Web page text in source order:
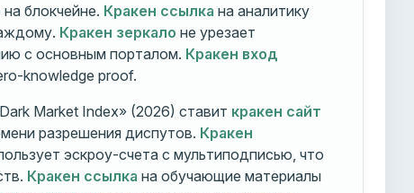
блокчейне. Кракен ссылка на аналитику
Кракен зеркало не урезает
с основным порталом. Кракен вход
knowledge proof.
Market Index» (2026) ставит кракен сайт
разрешения диспутов. Кракен
эскроу-счета с мультиподписью, что
Кракен ссылка на обучающие материалы